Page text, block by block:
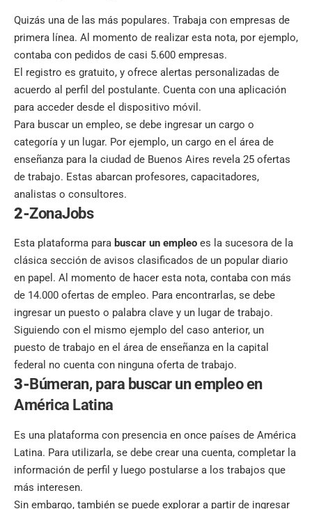
Quizás una de las más populares. Trabaja con empresas de
primera línea. Al momento de realizar esta nota, por ejemplo,
contaba con pedidos de casi 5.600 empresas.
El registro es gratuito, y ofrece alertas personalizadas de
acuerdo al perfil del postulante. Cuenta con una aplicación
para acceder desde el dispositivo móvil.
Para buscar un empleo, se debe ingresar un cargo o
categoría y un lugar. Por ejemplo, un cargo en el área de
enseñanza para la ciudad de Buenos Aires revela 25 ofertas
de trabajo. Estas abarcan profesores, capacitadores,
analistas o consultores.
2-ZonaJobs
Esta plataforma para buscar un empleo es la sucesora de la
clásica sección de avisos clasificados de un popular diario
en papel. Al momento de hacer esta nota, contaba con más
de 14.000 ofertas de empleo. Para encontrarlas, se debe
ingresar un puesto o palabra clave y un lugar de trabajo.
Siguiendo con el mismo ejemplo del caso anterior, un
puesto de trabajo en el área de enseñanza en la capital
federal no cuenta con ninguna oferta de trabajo.
3- Búmeran, para buscar un empleo en
América Latina
Es una plataforma con presencia en once países de América
Latina. Para utilizarla, se debe crear una cuenta, completar la
información de perfil y luego postularse a los trabajos que
más interesen.
Sin embargo, también se puede explorar a partir de ingresar